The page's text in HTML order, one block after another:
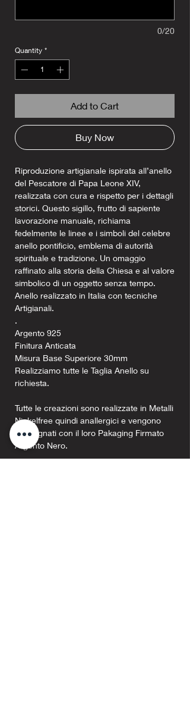
0/20
Quantity *
Add to Cart
Buy Now
Riproduzione artigianale ispirata all’anello
del Pescatore di Papa Leone XIV,
realizzata con cura e rispetto per i dettagli
storici. Questo sigillo, frutto di sapiente
lavorazione manuale, richiama
fedelmente le linee e i simboli del celebre
anello pontificio, emblema di autorità
spirituale e tradizione. Un omaggio
raffinato alla storia della Chiesa e al valore
simbolico di un oggetto senza tempo.
Anello realizzato in Italia con tecniche
Artigianali.
.
Argento 925
Finitura Anticata
Misura Base Superiore 30mm
Realizziamo tutte le Taglia Anello su
richiesta.
Tutte le creazioni sono realizzate in Metalli
Nickelfree quindi anallergici e vengono
consegnati con il loro Pakaging Firmato
Argento Nero.